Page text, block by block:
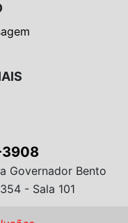
Governador Bento
- Sala 101